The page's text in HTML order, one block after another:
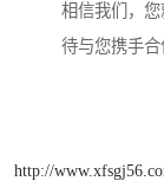
相信我们，
待与您携手合
http://